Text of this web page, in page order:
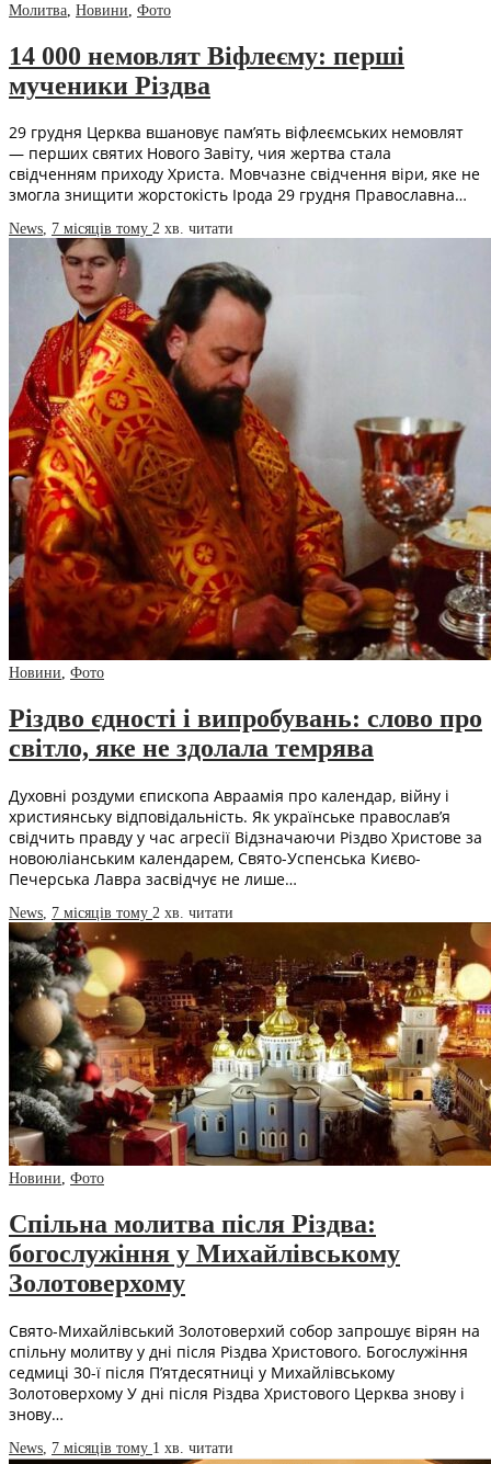
Молитва Новини Фото
14 000 немовлят Віфлеєму: перші
мученики Різдва
29 грудня Церква вшановує пам’ять віфлеємських немовлят
— перших святих Нового Завіту, чия жертва стала
свідченням приходу Христа. Мовчазне свідчення віри, яке не
змогла знищити жорстокість Ірода 29 грудня Православна…
News, 7 місяців тому 2 хв. читати
Новини, Фото
Різдво єдності і випробувань: слово про
світло, яке не здолала темрява
Духовні роздуми єпископа Авраамія про календар, війну і
християнську відповідальність. Як українське православ’я
свідчить правду у час агресії Відзначаючи Різдво Христове за
новоюліанським календарем, Свято-Успенська Києво-
Печерська Лавра засвідчує не лише…
News, 7 місяців тому 2 хв. читати
Новини, Фото
Спільна молитва після Різдва:
богослужіння у Михайлівському
Золотоверхому
Свято-Михайлівський Золотоверхий собор запрошує вірян на
спільну молитву у дні після Різдва Христового. Богослужіння
седмиці 30-ї після П’ятдесятниці у Михайлівському
Золотоверхому У дні після Різдва Христового Церква знову і
знову…
News, 7 місяців тому 1 хв. читати